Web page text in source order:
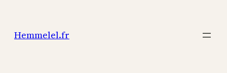
contenu
Hemmelel.fr